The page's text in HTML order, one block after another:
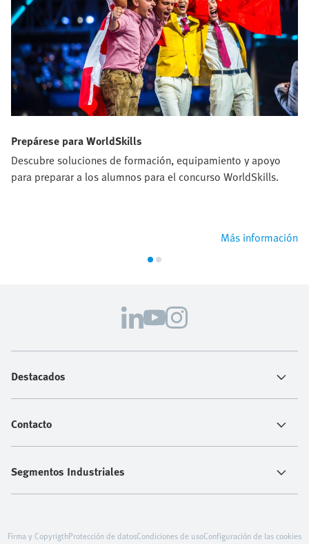
Prepárese para WorldSkills
Descubre soluciones de formación, equipamiento y apoyo
para preparar a los alumnos para el concurso WorldSkills.
Más información
Destacados
Contacto
Segmentos Industriales
Firma y CopyrigthProtección de datosCondiciones de usoConfiguración de las cookies